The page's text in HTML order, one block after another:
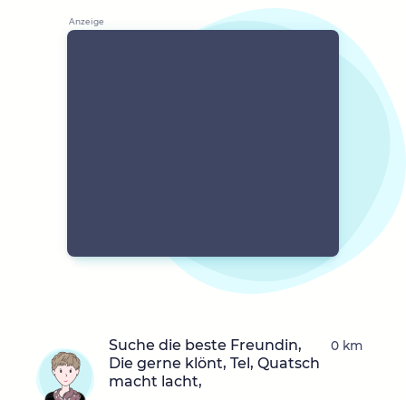
Suche die beste Freundin,
Die gerne klönt, Tel, Quatsch
macht lacht,
0 km